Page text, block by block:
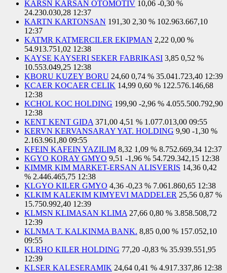
KARSN KARSAN OTOMOTIV 10,06 -0,30 %
24.230.030,28 12:37
KARTN KARTONSAN 191,30 2,30 % 102.963.667,10
12:37
KATMR KATMERCILER EKIPMAN 2,22 0,00 %
54.913.751,02 12:38
KAYSE KAYSERI SEKER FABRIKASI 3,85 0,52 %
10.553.049,25 12:38
KBORU KUZEY BORU 24,60 0,74 % 35.041.723,40 12:39
KCAER KOCAER CELIK 14,99 0,60 % 122.576.146,68
12:38
KCHOL KOC HOLDING 199,90 -2,96 % 4.055.500.792,90
12:38
KENT KENT GIDA 371,00 4,51 % 1.077.013,00 09:55
KERVN KERVANSARAY YAT. HOLDING 9,90 -1,30 %
2.163.961,80 09:55
KFEIN KAFEIN YAZILIM 8,32 1,09 % 8.752.669,34 12:37
KGYO KORAY GMYO 9,51 -1,96 % 54.729.342,15 12:38
KIMMR KIM MARKET-ERSAN ALISVERIS 14,36 0,42
% 2.446.465,75 12:38
KLGYO KILER GMYO 4,36 -0,23 % 7.061.860,65 12:38
KLKIM KALEKIM KIMYEVI MADDELER 25,56 0,87 %
15.750.992,40 12:39
KLMSN KLIMASAN KLIMA 27,66 0,80 % 3.858.508,72
12:39
KLNMA T. KALKINMA BANK. 8,85 0,00 % 157.052,10
09:55
KLRHO KILER HOLDING 77,20 -0,83 % 35.939.551,95
12:39
KLSER KALESERAMIK 24,64 0,41 % 4.917.337,86 12:38